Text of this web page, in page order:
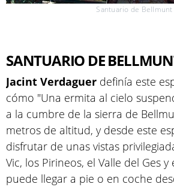
Santuario de Bellmunt
SANTUARIO DE
Jacint Verdaguer definía este
cómo "Una ermita al cielo
a la cumbre de la sierra de
metros de altitud, y desde este
disfrutar de unas vistas
Vic, los Pirineos, el Valle del Ges y
puede llegar a pie o en coche